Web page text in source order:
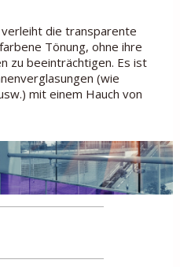
die transparente
Tönung, ohne ihre
zu beeinträchtigen. Es ist
(wie
mit einem Hauch von